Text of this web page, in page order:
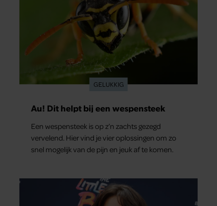
GELUKKIG
Au! Dit helpt bij een wespensteek
Een wespensteek is op z’n zachts gezegd
vervelend. Hier vind je vier oplossingen om zo
snel mogelijk van de pijn en jeuk af te komen.